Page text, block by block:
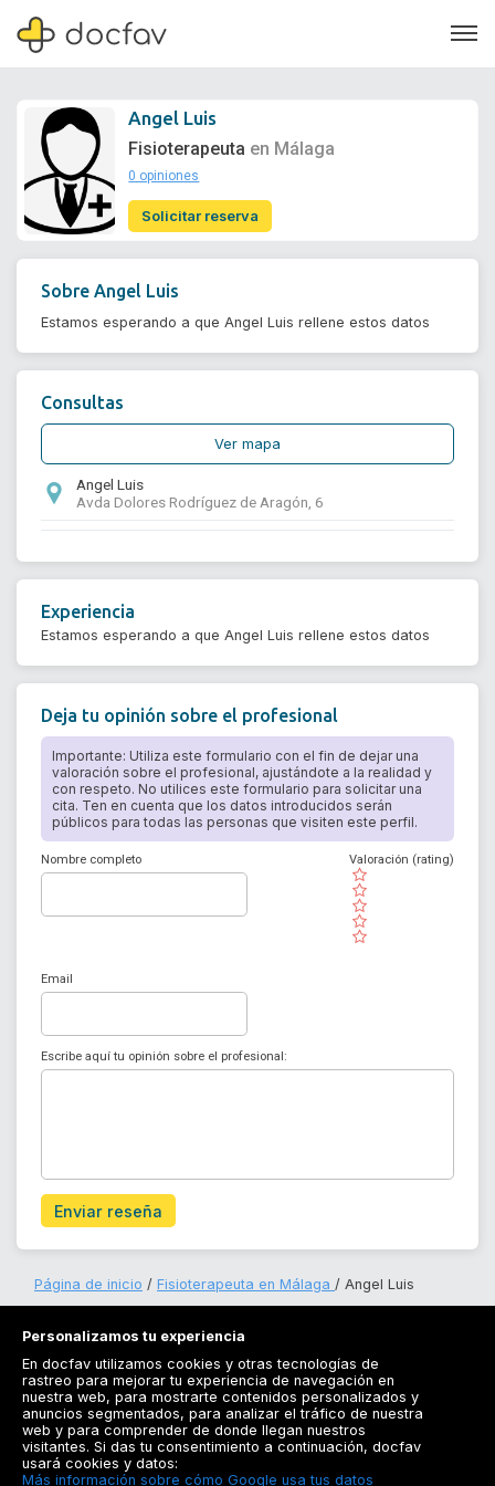
Soporte
¿Eres un doctor?
Angel Luis
Fisioterapeuta en Málaga
0 opiniones
Solicitar reserva
SobreAngel Luis
Estamos esperando a que Angel Luis rellene estos datos
Consultas
Ver mapa
Angel Luis
Avda Dolores Rodríguez de Aragón, 6
Experiencia
Estamos esperando a que Angel Luis rellene estos datos
Deja tu opinión sobre el profesional
Importante: Utiliza este formulario con el fin de dejar una
valoración sobre el profesional, ajustándote a la realidad y
con respeto. No utilices este formulario para solicitar una
cita. Ten en cuenta que los datos introducidos serán
públicos para todas las personas que visiten este perfil.
Nombre completo
( )
( )
( )
( )
( )
Valoración (rating)
Email
Escribe aquí tu opinión sobre el profesional:
Enviar reseña
Página de inicio Fisioterapeuta en Málaga Angel Luis
Registrarse
Docfav
Personalizamos tu experiencia
En docfav utilizamos cookies y otras tecnologías de
rastreo para mejorar tu experiencia de navegación en
nuestra web, para mostrarte contenidos personalizados y
anuncios segmentados, para analizar el tráfico de nuestra
web y para comprender de donde llegan nuestros
visitantes. Si das tu consentimiento a continuación, docfav
usará cookies y datos:
Más información sobre cómo Google usa tus datos